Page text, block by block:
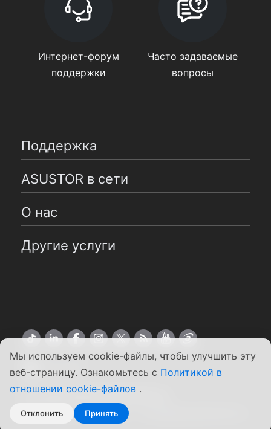
Мы используем cookie-файлы, чтобы улучшить эту
веб-страницу. Ознакомьтесь с Политикой в
отношении cookie-файлов .
Отклонить Принять
Интернет-форум
поддержки
Часто задаваемые
вопросы
Поддержка
ASUSTOR в сети
О нас
Другие услуги
Pусский
Copyright ©2026 ASUSTOR Inc.
Положения и условия